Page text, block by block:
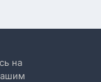
связь
на